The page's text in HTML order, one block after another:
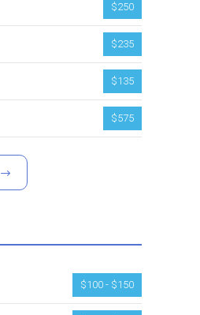
$250
$235
$135
$575
$100 - $150